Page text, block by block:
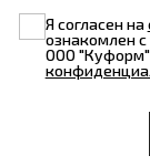
Я согласен на
ознакомлен
ООО "Куформ"